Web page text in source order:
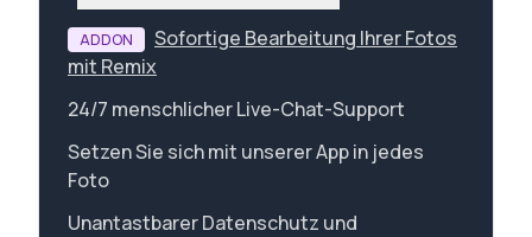
ADDON
Sofortige Bearbeitung Ihrer Fotos
mit Remix
24/7 menschlicher Live-Chat-Support
Setzen Sie sich mit unserer App in jedes
Foto
Unantastbarer Datenschutz und